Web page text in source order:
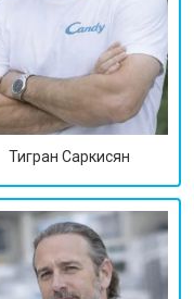
Тигран Саркисян